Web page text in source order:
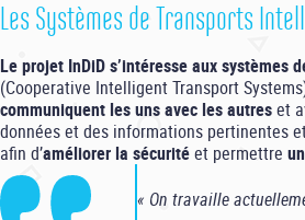
Les Systèmes de Transports
Le projet InDiD s’intéresse aux systèmes
(Cooperative Intelligent Transport
communiquent les uns avec les autreset
données et des informations pertinentes
afin d’améliorer la sécuritéet permettre
« On travaille